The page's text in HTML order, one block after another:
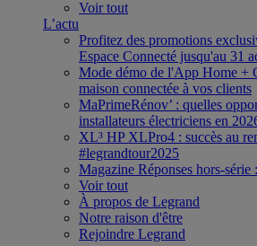
Voir tout
L’actu
Profitez des promotions
Espace Connecté jusqu'au 31
Mode démo de l'App Home +
maison connectée à vos clients
MaPrimeRénov’ : quelles
installateurs électriciens en
XL³ HP XLPro4 : succès au
#legrandtour2025
Magazine Réponses hors-
Voir tout
À propos de Legrand
Notre raison d'être
Rejoindre Legrand